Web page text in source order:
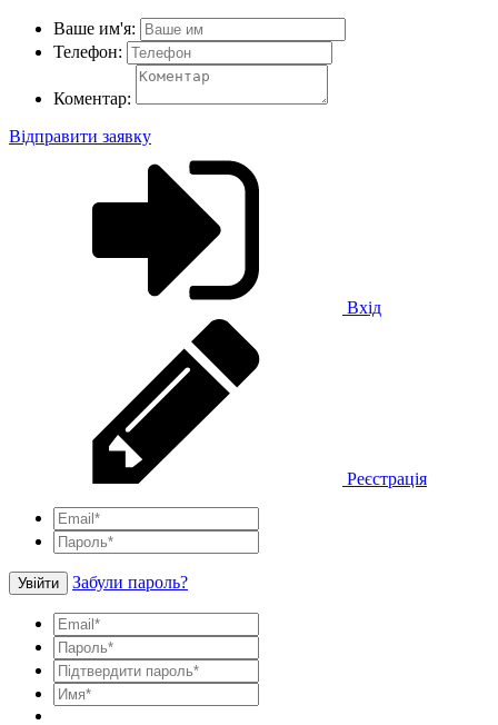
Ваше им'я:
Телефон:
Коментар:
Відправити заявку
Вхід
Реєстрація
Увійти Забули пароль?